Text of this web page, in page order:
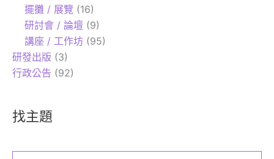
擺攤 / 展覽 (16)
研討會 / 論壇 (9)
講座 / 工作坊 (95)
研發出版 (3)
行政公告 (92)
找主題